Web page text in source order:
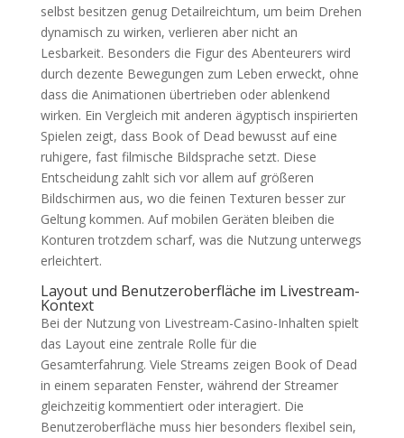
selbst besitzen genug Detailreichtum, um beim Drehen
dynamisch zu wirken, verlieren aber nicht an
Lesbarkeit. Besonders die Figur des Abenteurers wird
durch dezente Bewegungen zum Leben erweckt, ohne
dass die Animationen übertrieben oder ablenkend
wirken. Ein Vergleich mit anderen ägyptisch inspirierten
Spielen zeigt, dass Book of Dead bewusst auf eine
ruhigere, fast filmische Bildsprache setzt. Diese
Entscheidung zahlt sich vor allem auf größeren
Bildschirmen aus, wo die feinen Texturen besser zur
Geltung kommen. Auf mobilen Geräten bleiben die
Konturen trotzdem scharf, was die Nutzung unterwegs
erleichtert.
Layout und Benutzeroberfläche im Livestream-
Kontext
Bei der Nutzung von Livestream-Casino-Inhalten spielt
das Layout eine zentrale Rolle für die
Gesamterfahrung. Viele Streams zeigen Book of Dead
in einem separaten Fenster, während der Streamer
gleichzeitig kommentiert oder interagiert. Die
Benutzeroberfläche muss hier besonders flexibel sein,